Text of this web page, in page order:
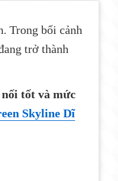
Trong bối cảnh
trở thành
tốt và mức
Skyline Dĩ